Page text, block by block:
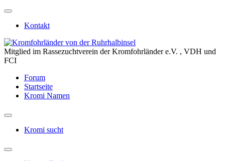
Kontakt
Mitglied im Rassezuchtverein der Kromfohrländer e.V. , VDH und
FCI
Forum
Startseite
Kromi Namen
Kromi sucht